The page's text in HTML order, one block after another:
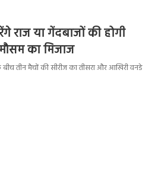
राज या गेंदबाजों की होगी
का मिजाज
तीन मैचों की सीरीज का तीसरा और आखिरी वनडे